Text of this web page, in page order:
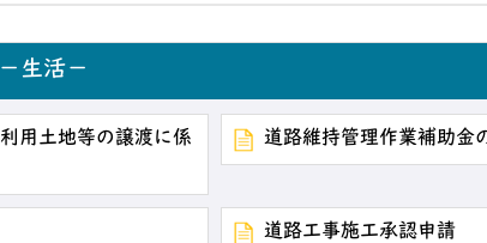
生活－
用土地等の譲渡に係
道路維持管理作業補助金
道路工事施工承認申請